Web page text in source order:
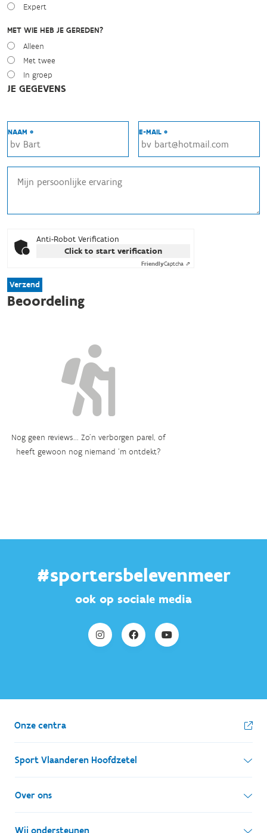
Expert
MET WIE HEB JE GEREDEN?
Alleen
Met twee
In groep
JE GEGEVENS
NAAM * E-MAIL *
Anti-Robot Verification
Click to start verification
FriendlyCaptcha ⇗
Verzend
Beoordeling
Nog geen reviews... Zo’n verborgen parel, of
heeft gewoon nog niemand ‘m ontdekt?
#sportersbelevenmeer
ook op sociale media
Onze centra
Sport Vlaanderen Hoofdzetel
Simon Bolivarlaan 17
1000 Brussel
Over ons
Wie zijn we, wat doen we
Wij ondersteunen